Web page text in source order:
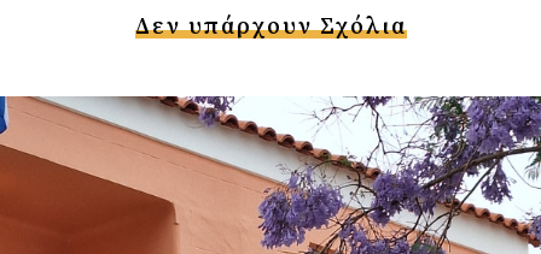
Δεν υπάρχουν Σχόλια